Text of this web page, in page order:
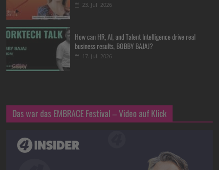
23. Juli 2026
How can HR, AI, and Talent Intelligence drive real
business results, BOBBY BAJAJ?
17. Juli 2026
Das war das EMBRACE Festival – Video auf Klick